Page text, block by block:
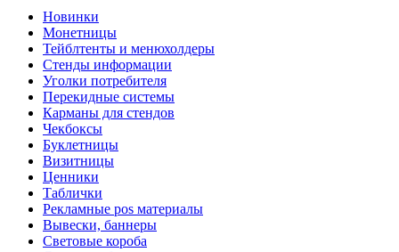
Новинки
Монетницы
Тейблтенты и менюхолдеры
Стенды информации
Уголки потребителя
Перекидные системы
Карманы для стендов
Чекбоксы
Буклетницы
Визитницы
Ценники
Таблички
Рекламные pos материалы
Вывески, баннеры
Световые короба